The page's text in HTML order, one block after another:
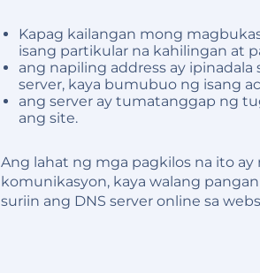
Kapag kailangan mong
isang partikular na kahilingan at
ang napiling address ay
server, kaya bumubuo ng isang
ang server ay tumatanggap ng
ang site.
Ang lahat ng mga pagkilos na ito
komunikasyon, kaya walang
suriin ang DNS server online sa